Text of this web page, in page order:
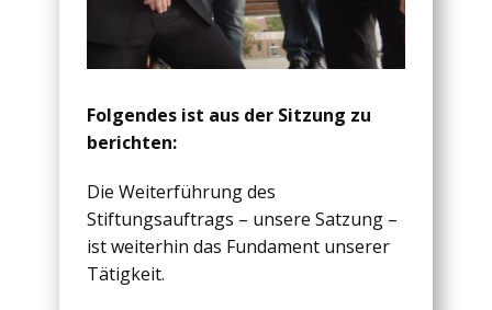
Folgendes ist aus der Sitzung zu
berichten:
Die Weiterführung des
Stiftungsauftrags – unsere Satzung –
ist weiterhin das Fundament unserer
Tätigkeit.